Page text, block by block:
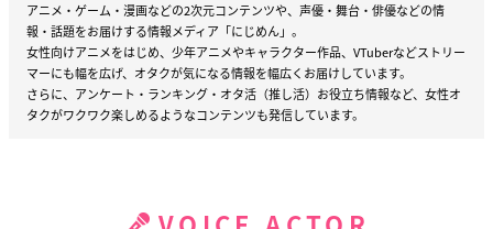
アニメ・ゲーム・漫画などの2次元コンテンツや、声優・舞台・俳優などの情
報・話題をお届けする情報メディア「にじめん」。
女性向けアニメをはじめ、少年アニメやキャラクター作品、VTuberなどストリー
マーにも幅を広げ、オタクが気になる情報を幅広くお届けしています。
さらに、アンケート・ランキング・オタ活（推し活）お役立ち情報など、女性オ
タクがワクワク楽しめるようなコンテンツも発信しています。